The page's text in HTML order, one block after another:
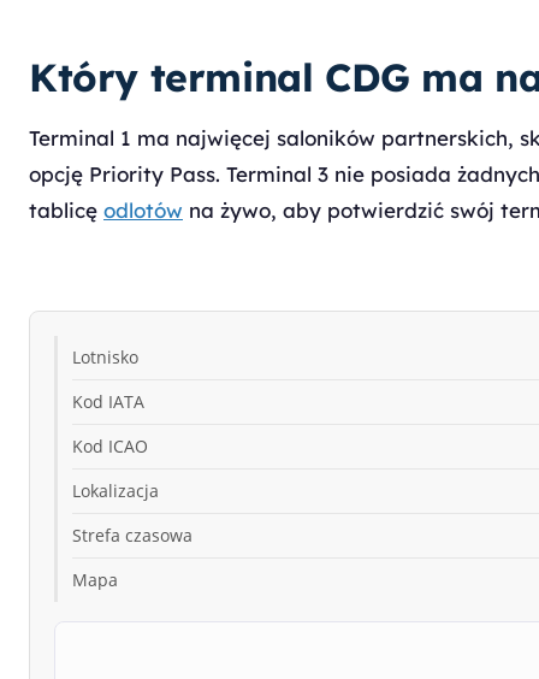
Który terminal CDG ma
Terminal 1 ma najwięcej saloników partnerskich,
opcję Priority Pass. Terminal 3 nie posiada
tablicę odlotów na żywo, aby potwierdzić swój
Lotnisko
Kod IATA
Kod ICAO
Lokalizacja
Strefa czasowa
Mapa